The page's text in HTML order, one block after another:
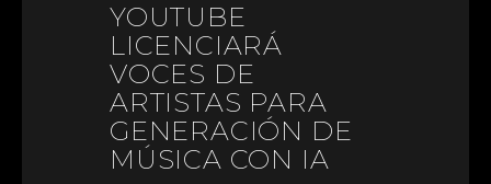
YOUTUBE
LICENCIARÁ
VOCES DE
ARTISTAS PARA
GENERACIÓN DE
MÚSICA CON IA